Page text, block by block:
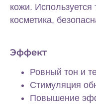
кожи.
косметика,
Эффект
Ровный тон и
Стимуляция
Повышение
Отечность лица
Усталый вид
Мышечное